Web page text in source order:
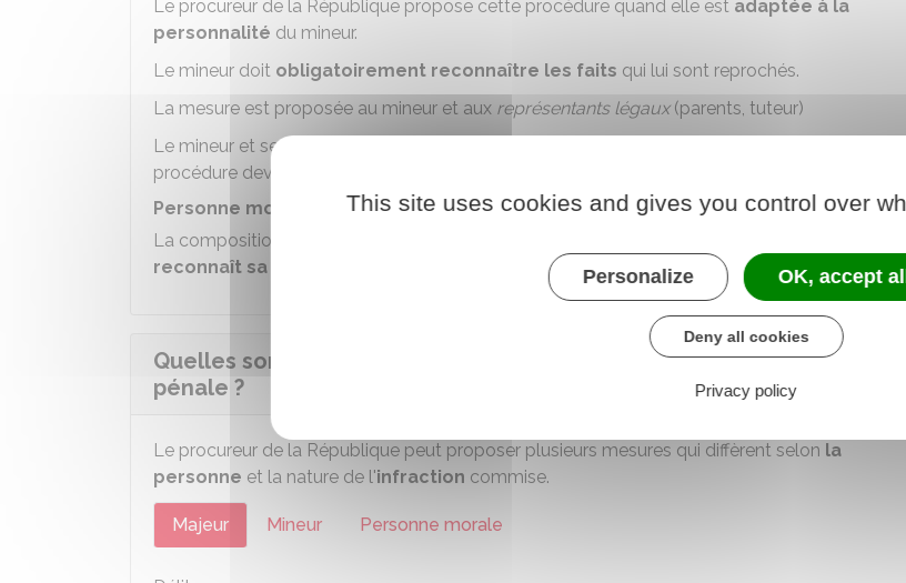
Le procureur de la République propose cette procédure quand elle est adaptée à la
personnalité du mineur.
Le mineur doit obligatoirement reconnaître les faits qui lui sont reprochés.
La mesure est proposée au mineur et aux représentants légaux(parents, tuteur)
Le mineur et ses représentants légaux doivent
procédure devant
Personne morale
La composition pénale est applicable aux
reconnaît sa responsabilité pénale
pour les faits qui lui sont reprochés.
Quelles sont les mesures applicables dans le cadre d'une composition
pénale ?
Le procureur de la République peut proposer plusieurs mesures qui diffèrent selon la
personne et la nature de l'infraction commise.
Majeur Mineur Personne morale
This site uses cookies and gives you control over
Personalize OK, accept all
Deny all cookies
Privacy policy